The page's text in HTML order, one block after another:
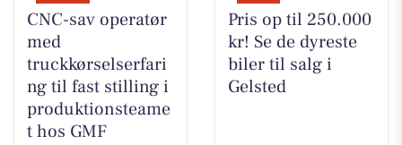
CNC-sav operatør
med
truckkørselserfari
ng til fast stilling i
produktionsteame
t hos GMF
Pris op til 250.000
kr! Se de dyreste
biler til salg i
Gelsted